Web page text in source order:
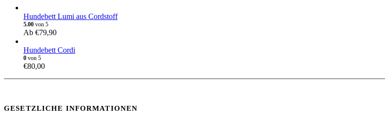
Hundebett Lumi aus Cordstoff
5.00 von 5
Ab €79,90
Hundebett Cordi
0 von 5
€80,00
GESETZLICHE INFORMATIONEN